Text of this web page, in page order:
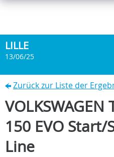
LILLE
13/06/25
Zurück zur Liste der
VOLKSWAGEN
150 EVO Start/
Line